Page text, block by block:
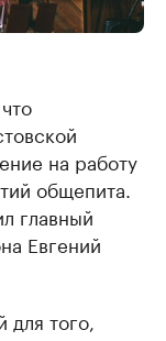
на работу
общепита.
главный
Евгений
того,